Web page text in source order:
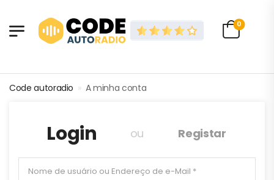
0
Code autoradio » A minha conta
Login ou Registar